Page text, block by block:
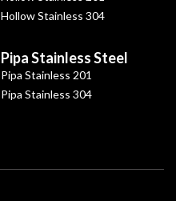
Hollow Stainless 304
Pipa Stainless Steel
Pipa Stainless 201
Pipa Stainless 304